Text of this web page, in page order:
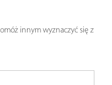
innym wyznaczyć się z